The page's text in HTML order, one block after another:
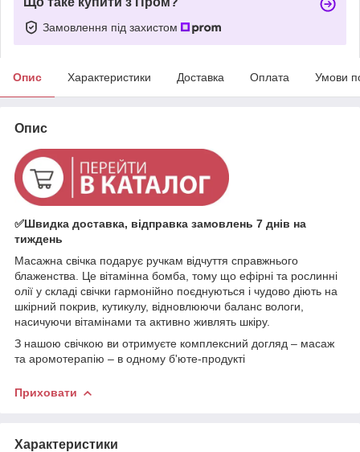
Замовлення під захистом
Опис Характеристики Доставка Оплата Умови
Опис
✅Швидка доставка, відправка замовлень 7 днів на
тиждень
Масажна свічка подарує ручкам відчуття справжнього
блаженства. Це вітамінна бомба, тому що ефірні та рослинні
олії у складі свічки гармонійно поєднуються і чудово діють на
шкірний покрив, кутикулу, відновлюючи баланс вологи,
насичуючи вітамінами та активно живлять шкіру.
З нашою свічкою ви отримуєте комплексний догляд – масаж
та аромотерапію – в одному б'юте-продукті
Приховати
Характеристики